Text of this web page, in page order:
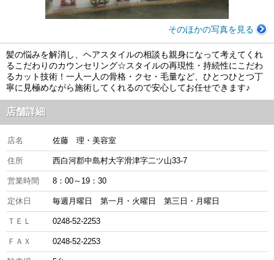
そのほかの写真を見る
髪の悩みを解消し、ヘアスタイルの相談も親身になって考えてくれ
るこだわりのカウンセリング☆スタイルの再現性・持続性にこだわ
るカット技術！一人一人の骨格・クセ・毛量など、ひとつひとつ丁
寧に見極めながら施術してくれるので安心してお任せできます♪
店舗詳細
店名 佐藤 理・美容室
住所 西白河郡中島村大字滑津字二ツ山33-7
営業時間 8：00～19：30
定休日 毎週月曜日 第一月・火曜日 第三日・月曜日
ＴＥＬ 0248-52-2253
ＦＡＸ 0248-52-2253